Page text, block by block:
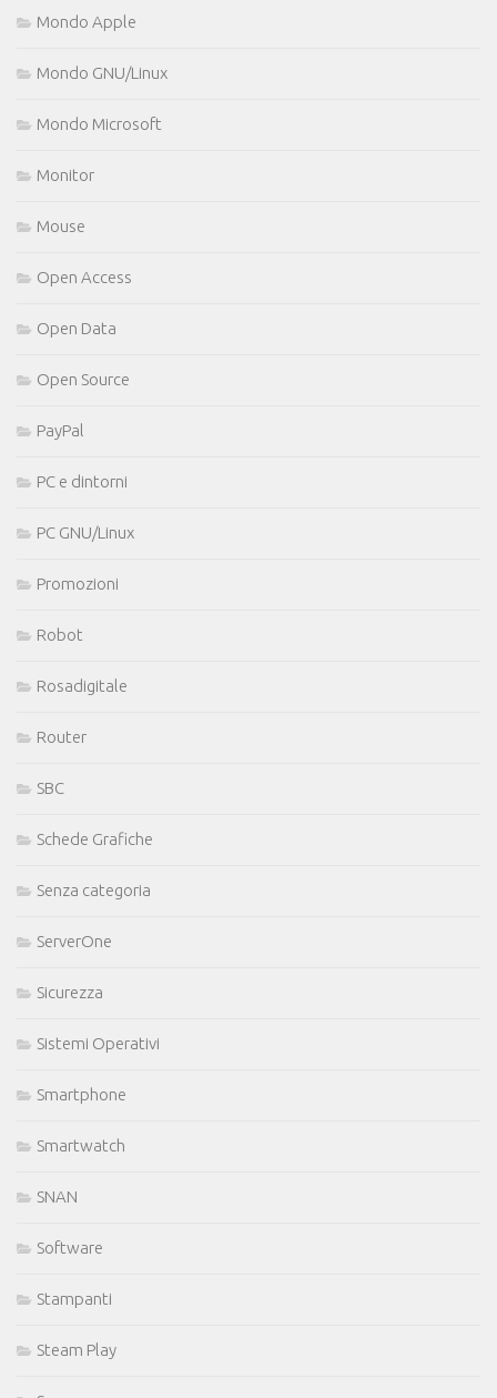
Mondo Apple
Mondo GNU/Linux
Mondo Microsoft
Monitor
Mouse
Open Access
Open Data
Open Source
PayPal
PC e dintorni
PC GNU/Linux
Promozioni
Robot
Rosadigitale
Router
SBC
Schede Grafiche
Senza categoria
ServerOne
Sicurezza
Sistemi Operativi
Smartphone
Smartwatch
SNAN
Software
Stampanti
Steam Play